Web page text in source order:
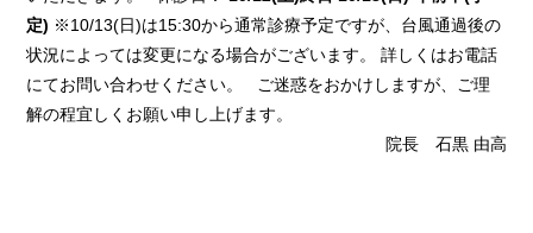
定) ※10/13(日)は15:30から通常診療予定ですが、台風通過後の
状況によっては変更になる場合がございます。 詳しくはお電話
にてお問い合わせください。 ご迷惑をおかけしますが、ご理
解の程宜しくお願い申し上げます。
院長 石黒 由高